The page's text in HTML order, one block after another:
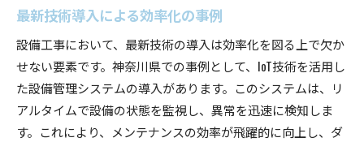
最新技術導入による効率化の事例
設備工事において、最新技術の導入は効率化を図る上で欠か
せない要素です。神奈川県での事例として、IoT技術を活用し
た設備管理システムの導入があります。このシステムは、リ
アルタイムで設備の状態を監視し、異常を迅速に検知しま
す。これにより、メンテナンスの効率が飛躍的に向上し、ダ